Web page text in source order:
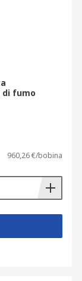
di fumo
960,26 €/bobina